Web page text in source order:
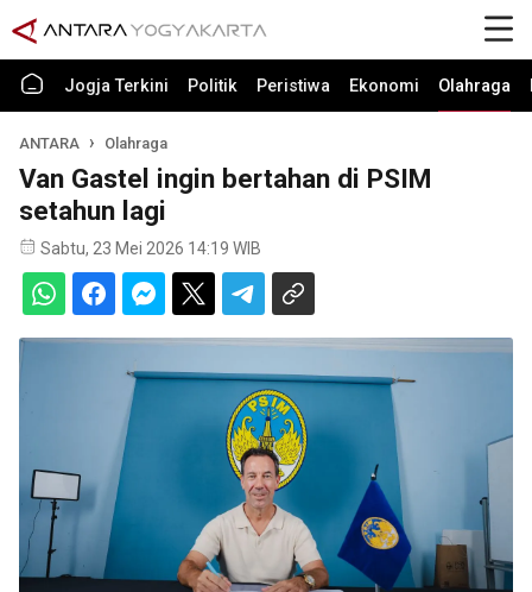
Jogja Terkini Politik Peristiwa Ekonomi Olahraga
ANTARA Olahraga
Van Gastel ingin bertahan di PSIM
setahun lagi
Sabtu, 23 Mei 2026 14:19 WIB